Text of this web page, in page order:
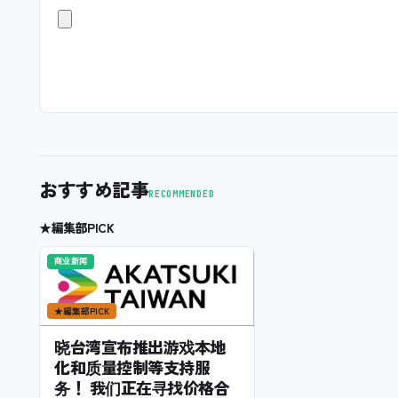
おすすめ記事RECOMMENDED
★編集部PICK
商业新闻
★編集部PICK
晓台湾宣布推出游戏本地
化和质量控制等支持服
务！ 我们正在寻找价格合